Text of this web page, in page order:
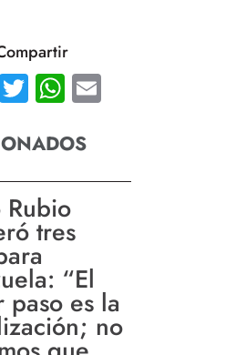
Facebook
TwitterWhatsApp
tres
“El
paso es la
no